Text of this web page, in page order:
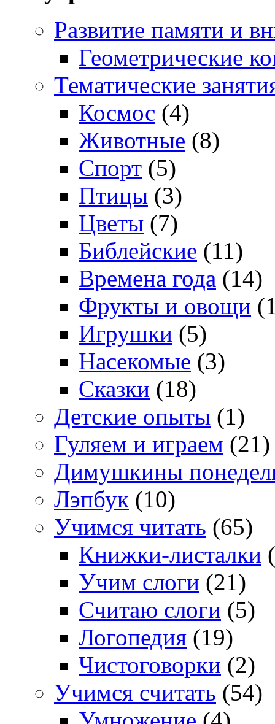
Развитие памяти и
Геометрические
Тематические
Космос (4)
Животные (8)
Спорт (5)
Птицы (3)
Цветы (7)
Библейские (11)
Времена года (14)
Фрукты и овощи
Игрушки (5)
Насекомые (3)
Сказки (18)
Детские опыты (1)
Гуляем и играем (21)
Димушкины
Лэпбук (10)
Учимся читать (65)
Книжки-листалки
Учим слоги (21)
Считаю слоги (5)
Логопедия (19)
Чистоговорки (2)
Учимся считать (54)